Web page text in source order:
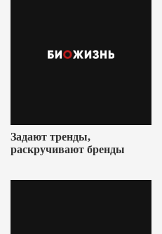
Задают тренды,
раскручивают бренды